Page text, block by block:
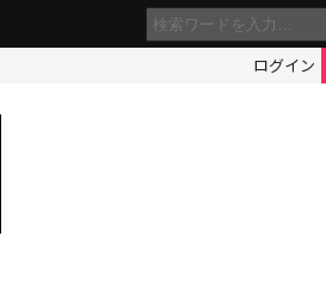
ログイン